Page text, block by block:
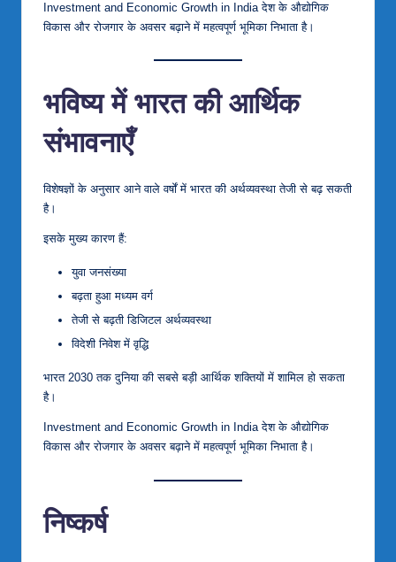
Investment and Economic Growth in India देश के औद्योगिक
विकास और रोजगार के अवसर बढ़ाने में महत्वपूर्ण भूमिका निभाता है।
भविष्य में भारत की आर्थिक
संभावनाएँ
विशेषज्ञों के अनुसार आने वाले वर्षों में भारत की अर्थव्यवस्था तेजी से बढ़ सकती
है।
इसके मुख्य कारण हैं:
युवा जनसंख्या
बढ़ता हुआ मध्यम वर्ग
तेजी से बढ़ती डिजिटल अर्थव्यवस्था
विदेशी निवेश में वृद्धि
भारत 2030 तक दुनिया की सबसे बड़ी आर्थिक शक्तियों में शामिल हो सकता
है।
Investment and Economic Growth in India देश के औद्योगिक
विकास और रोजगार के अवसर बढ़ाने में महत्वपूर्ण भूमिका निभाता है।
निष्कर्ष